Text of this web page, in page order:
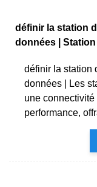
définir la station
données | Station
définir la station
données | Les
une
performance,